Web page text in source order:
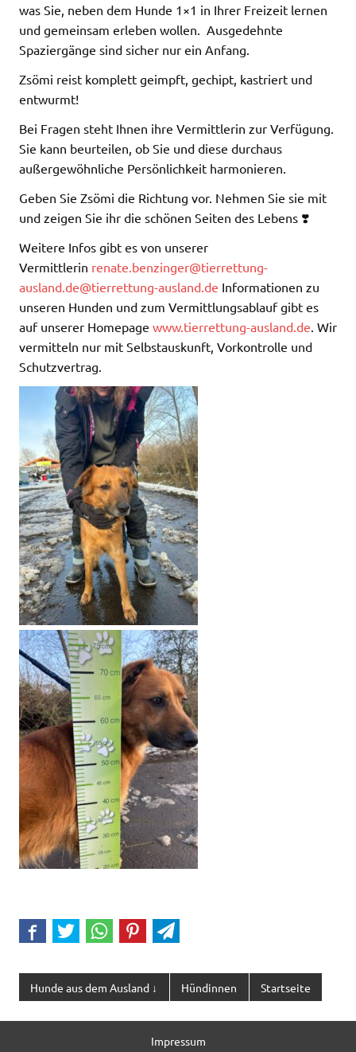
was Sie, neben dem Hunde 1×1 in Ihrer Freizeit lernen
und gemeinsam erleben wollen. Ausgedehnte
Spaziergänge sind sicher nur ein Anfang.
Zsömi reist komplett geimpft, gechipt, kastriert und
entwurmt!
Bei Fragen steht Ihnen ihre Vermittlerin zur Verfügung.
Sie kann beurteilen, ob Sie und diese durchaus
außergewöhnliche Persönlichkeit harmonieren.
Geben Sie Zsömi die Richtung vor. Nehmen Sie sie mit
und zeigen Sie ihr die schönen Seiten des Lebens ❣️
Weitere Infos gibt es von unserer
Vermittlerin renate.benzinger@tierrettung-
ausland.de@tierrettung-ausland.de Informationen zu
unseren Hunden und zum Vermittlungsablauf gibt es
auf unserer Homepage www.tierrettung-ausland.de . Wir
vermitteln nur mit Selbstauskunft, Vorkontrolle und
Schutzvertrag.
Hunde aus dem Ausland ↓ Hündinnen Startseite
Impressum